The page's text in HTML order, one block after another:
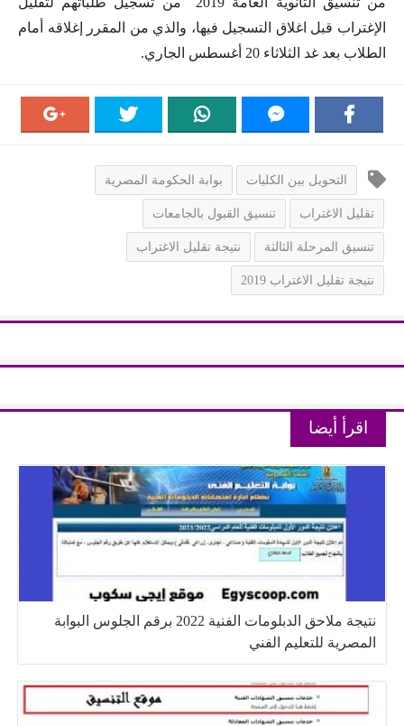
الإغتراب قبل اغلاق التسجيل فيها، والذي من المقرر إغلاقه أمام
الطلاب بعد غد الثلاثاء 20 أغسطس الجاري.
التحويل بين الكليات بوابة الحكومة المصرية
تقليل الاغتراب تنسيق القبول بالجامعات
تنسيق المرحلة الثالثة نتيجة تقليل الاغتراب
نتيجة تقليل الاغتراب 2019
اقرأ أيضا
نتيجة ملاحق الدبلومات الفنية 2022 برقم الجلوس البوابة
المصرية للتعليم الفني